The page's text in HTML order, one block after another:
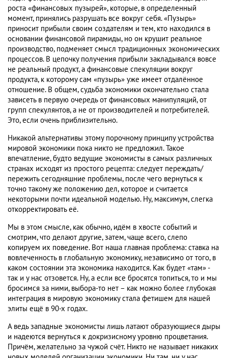
роста «финансовых пузырей», которые, в определенный
момент, принялись разрушать все вокруг себя. «Пузырь»
приносит прибыли своим создателям и тем, кто находился в
основании финансовой пирамиды, но он крушит реальное
производство, подменяет смысл традиционных экономических
процессов. В цепочку получения прибыли закладывался вовсе
не реальный продукт, а финансовые спекуляции вокруг
продукта, к которому сам «пузырь» уже имеет отдалённое
отношение. В общем, судьба экономики окончательно стала
зависеть в первую очередь от финансовых манипуляций, от
групп спекулянтов, а не от производителей и потребителей.
Это, если очень приблизительно.
Никакой альтернативы этому порочному принципу устройства
мировой экономики пока никто не предложил. Такое
впечатление, будто ведущие экономисты в самых различных
странах исходят из простого рецепта: следует переждать/
пережить сегодняшние проблемы, после чего вернуться к
точно такому же положению дел, которое и считается
некоторыми почти идеальной моделью. Ну, максимум, слегка
откорректировать её.
Мы в этом смысле, как обычно, идём в хвосте событий и
смотрим, что делают другие, затем, чаще всего, слепо
копируем их поведение. Вот наша главная проблема: ставка на
вовлеченность в глобальную экономику, независимо от того, в
каком состоянии эта экономика находится. Как будет «там» -
так и у нас отзовется. Ну, а если все бросятся топиться, то и мы
бросимся за ними, выбора-то нет – как можно более глубокая
интеграция в мировую экономику стала фетишем для нашей
элиты ещё в 90-х годах.
А ведь западные экономисты лишь латают образующиеся дыры
и надеются вернуться к докризисному уровню процветания.
Причём, желательно за чужой счёт. Никто не называет никаких